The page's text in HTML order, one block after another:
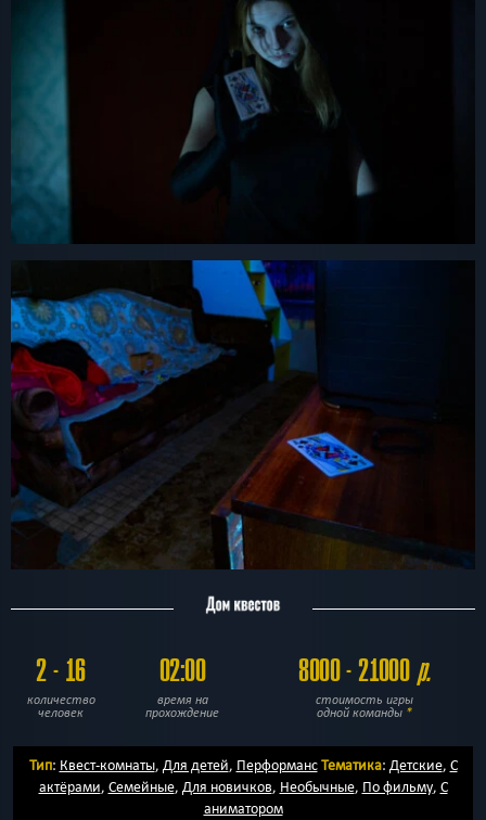
2 - 16
количество
человек
02:00
время на
прохождение
8000 - 21000 р.
стоимость игры
одной команды *
Тип: Квест-комнаты, Для детей, ПерформансТематика: Детские, С
актёрами, Семейные, Для новичков, Необычные, По фильму, С
аниматором